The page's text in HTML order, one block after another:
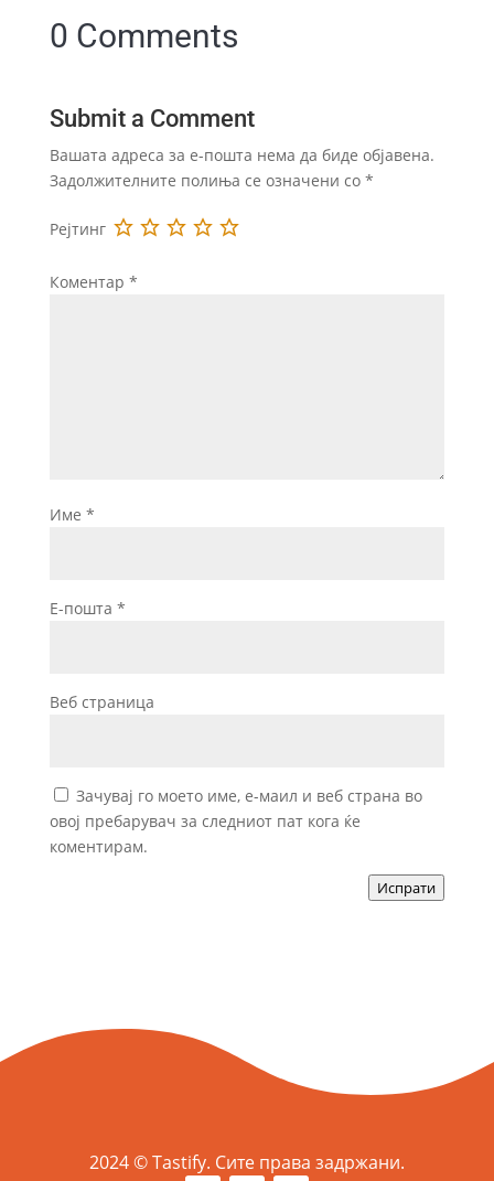
0 Comments
Submit a Comment
Вашата адреса за е-пошта нема да биде објавена.
Задолжителните полиња се означени со *
Рејтинг
Коментар *
Име *
Е-пошта *
Веб страница
Зачувај го моето име, е-маил и веб страна во
овој пребарувач за следниот пат кога ќе
коментирам.
Испрати
2024 © Tastify. Сите права задржани.